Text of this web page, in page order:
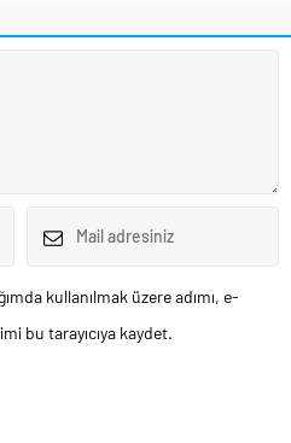
kullanılmak üzere adımı, e-
bu tarayıcıya kaydet.